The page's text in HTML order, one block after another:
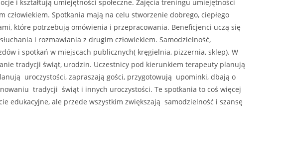
i kształtują umiejętności społeczne. Zajęcia treningu umiejętności
Spotkania mają na celu stworzenie dobrego, ciepłego
które potrzebują omówienia i przepracowania. Beneficjenci uczą się
i rozmawiania z drugim człowiekiem. Samodzielność,
i spotkań w miejscach publicznych( kręgielnia, pizzernia, sklep). W
tradycji świąt, urodzin. Uczestnicy pod kierunkiem terapeuty planują
uroczystości, zapraszają gości, przygotowują upominki, dbają o
tradycji świąt i innych uroczystości. Te spotkania to coś więcej
edukacyjne, ale przede wszystkim zwiększają samodzielność i szansę